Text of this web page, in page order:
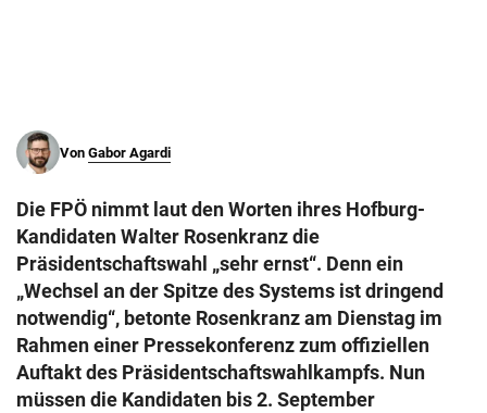
Von Gabor Agardi
Die FPÖ nimmt laut den Worten ihres Hofburg-
Kandidaten Walter Rosenkranz die
Präsidentschaftswahl „sehr ernst“. Denn ein
„Wechsel an der Spitze des Systems ist dringend
notwendig“, betonte Rosenkranz am Dienstag im
Rahmen einer Pressekonferenz zum offiziellen
Auftakt des Präsidentschaftswahlkampfs. Nun
müssen die Kandidaten bis 2. September